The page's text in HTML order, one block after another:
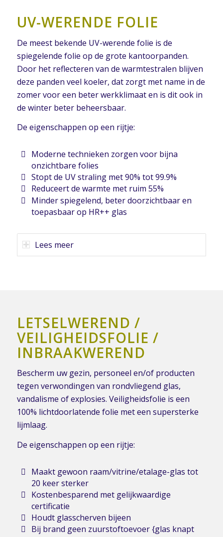
UV-WERENDE FOLIE
De meest bekende UV-werende folie is de
spiegelende folie op de grote kantoorpanden.
Door het reflecteren van de warmtestralen blijven
deze panden veel koeler, dat zorgt met name in de
zomer voor een beter werkklimaat en is dit ook in
de winter beter beheersbaar.
De eigenschappen op een rijtje:
Moderne technieken zorgen voor bijna
onzichtbare folies
Stopt de UV straling met 90% tot 99.9%
Reduceert de warmte met ruim 55%
Minder spiegelend, beter doorzichtbaar en
toepasbaar op HR++ glas
Lees meer
LETSELWEREND /
VEILIGHEIDSFOLIE /
INBRAAKWEREND
Bescherm uw gezin, personeel en/of producten
tegen verwondingen van rondvliegend glas,
vandalisme of explosies. Veiligheidsfolie is een
100% lichtdoorlatende folie met een supersterke
lijmlaag.
De eigenschappen op een rijtje:
Maakt gewoon raam/vitrine/etalage-glas tot
20 keer sterker
Kostenbesparend met gelijkwaardige
certificatie
Houdt glasscherven bijeen
Bij brand geen zuurstoftoevoer {glas knapt